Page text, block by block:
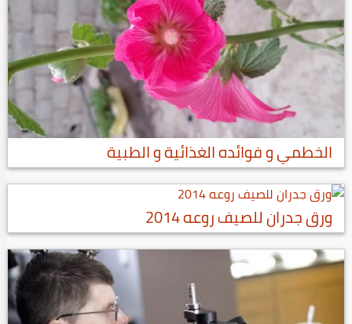
الخطمي و فوائده الغذائية و الطبية
ورق جدران للصيف روعه 2014